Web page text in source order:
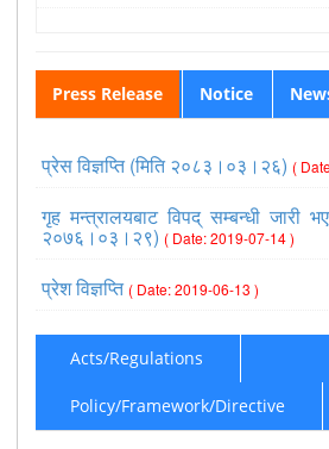
Press Release Notice
प्रेस विज्ञप्ति (मिति २०८३।०३।२६) (
गृह मन्त्रालयबाट विपद् सम्बन्धी जारी
२०७६।०३।२९) ( Date: 2019-07-14 )
प्रेश विज्ञप्ति ( Date: 2019-06-13 )
Acts/Regulations
Policy/Framework/Directive